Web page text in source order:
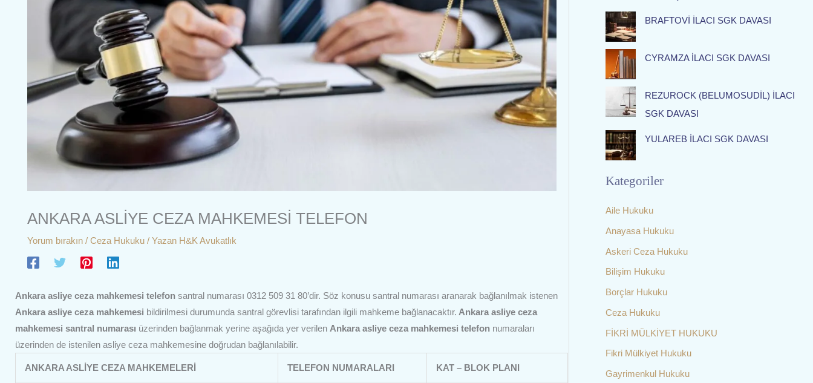
ANKARA ASLİYE CEZA MAHKEMESİ TELEFON
Yorum bırakın / Ceza Hukuku / Yazan H&K Avukatlık
Ankara asliye ceza mahkemesi telefon santral numarası 0312 509 31 80’dir. Söz konusu santral numarası aranarak bağlanılmak istenen
Ankara asliye ceza mahkemesi bildirilmesi durumunda santral görevlisi tarafından ilgili mahkeme bağlanacaktır. Ankara asliye ceza
mahkemesi santral numarası üzerinden bağlanmak yerine aşağıda yer verilen Ankara asliye ceza mahkemesi telefon numaraları
üzerinden de istenilen asliye ceza mahkemesine doğrudan bağlanılabilir.
ANKARA ASLİYE CEZA MAHKEMELERİ TELEFON NUMARALARI KAT – BLOK PLANI
o
r
:
BRAFTOVİ İLACI SGK DAVASI
CYRAMZA İLACI SGK DAVASI
REZUROCK (BELUMOSUDİL) İLACI
SGK DAVASI
YULAREB İLACI SGK DAVASI
Kategoriler
Aile Hukuku
Anayasa Hukuku
Askeri Ceza Hukuku
Bilişim Hukuku
Borçlar Hukuku
Ceza Hukuku
FİKRİ MÜLKİYET HUKUKU
Fikri Mülkiyet Hukuku
Gayrimenkul Hukuku